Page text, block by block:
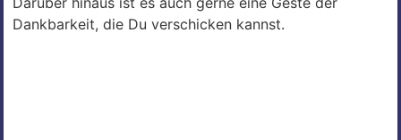
Dankbarkeit, die Du verschicken kannst.